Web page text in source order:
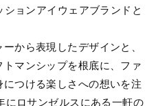
ョンアイウェアブランドと
から表現したデザインと、
マンシップを根底に、ファ
つける楽しさへの想いを注
にロサンゼルスにある一軒の